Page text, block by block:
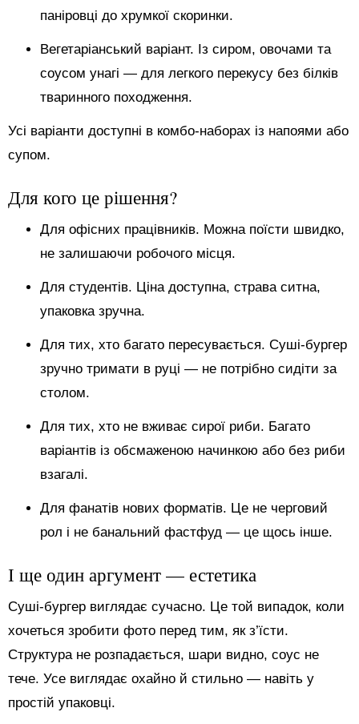
паніровці до хрумкої скоринки.
Вегетаріанський варіант. Із сиром, овочами та
соусом унагі — для легкого перекусу без білків
тваринного походження.
Усі варіанти доступні в комбо-наборах із напоями або
супом.
Для кого це рішення?
Для офісних працівників. Можна поїсти швидко,
не залишаючи робочого місця.
Для студентів. Ціна доступна, страва ситна,
упаковка зручна.
Для тих, хто багато пересувається. Суші-бургер
зручно тримати в руці — не потрібно сидіти за
столом.
Для тих, хто не вживає сирої риби. Багато
варіантів із обсмаженою начинкою або без риби
взагалі.
Для фанатів нових форматів. Це не черговий
рол і не банальний фастфуд — це щось інше.
І ще один аргумент — естетика
Суші-бургер виглядає сучасно. Це той випадок, коли
хочеться зробити фото перед тим, як з’їсти.
Структура не розпадається, шари видно, соус не
тече. Усе виглядає охайно й стильно — навіть у
простій упаковці.